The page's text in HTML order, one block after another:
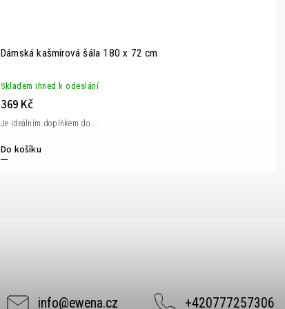
Dámská kašmírová šála 180 x 72 cm
Skladem ihned k odeslání
369 Kč
Do košíku
Je ideálním doplňkem do...
info@ewena.cz +420777257306